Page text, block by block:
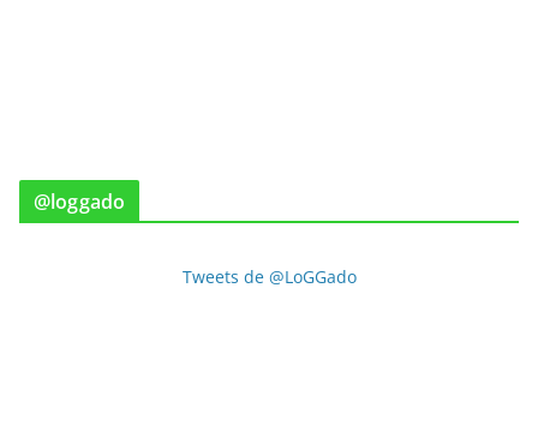
@loggado
Tweets de @LoGGado